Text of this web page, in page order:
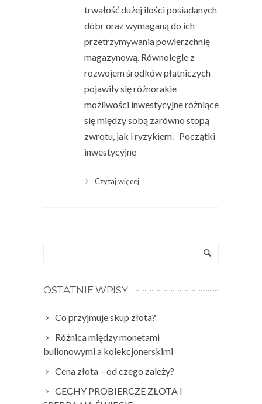
trwałość dużej ilości posiadanych
dóbr oraz wymaganą do ich
przetrzymywania powierzchnię
magazynową. Równolegle z
rozwojem środków płatniczych
pojawiły się różnorakie
możliwości inwestycyjne różniące
się między sobą zarówno stopą
zwrotu, jak i ryzykiem. Początki
inwestycyjne
Czytaj więcej
OSTATNIE WPISY
Co przyjmuje skup złota?
Różnica między monetami
bulionowymi a kolekcjonerskimi
Cena złota – od czego zależy?
CECHY PROBIERCZE ZŁOTA I